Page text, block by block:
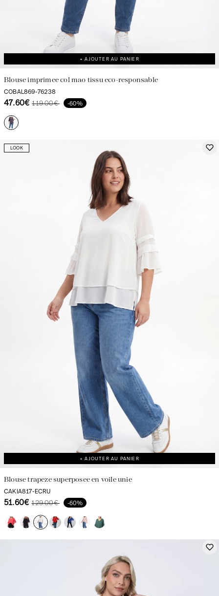
+ AJOUTER AU PANIER
Blouse imprimee col mao tissu eco-responsable
COBAL869-76238
47.60€ 119.00€ -60%
LOOK
+ AJOUTER AU PANIER
Blouse trapeze superposee en voile unie
CAKIA817-ECRU
51.60€ 129.00€ -60%